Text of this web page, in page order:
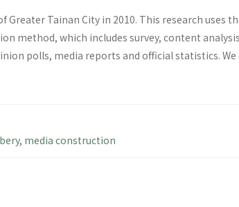
Tainan City in 2010. This research uses
method, which includes survey, content
polls, media reports and official statistics. We
, media construction